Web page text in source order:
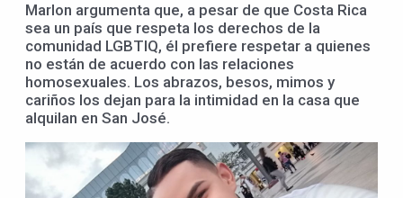
Marlon argumenta que, a pesar de que Costa Rica
sea un país que respeta los derechos de la
comunidad LGBTIQ, él prefiere respetar a quienes
no están de acuerdo con las relaciones
homosexuales. Los abrazos, besos, mimos y
cariños los dejan para la intimidad en la casa que
alquilan en San José.